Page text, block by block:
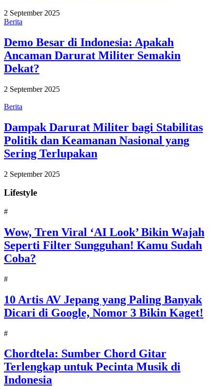
2 September 2025
Berita
Demo Besar di Indonesia: Apakah
Ancaman Darurat Militer Semakin
Dekat?
2 September 2025
Berita
Dampak Darurat Militer bagi Stabilitas
Politik dan Keamanan Nasional yang
Sering Terlupakan
2 September 2025
Lifestyle
#
Wow, Tren Viral ‘AI Look’ Bikin Wajah
Seperti Filter Sungguhan! Kamu Sudah
Coba?
#
10 Artis AV Jepang yang Paling Banyak
Dicari di Google, Nomor 3 Bikin Kaget!
#
Chordtela: Sumber Chord Gitar
Terlengkap untuk Pecinta Musik di
Indonesia